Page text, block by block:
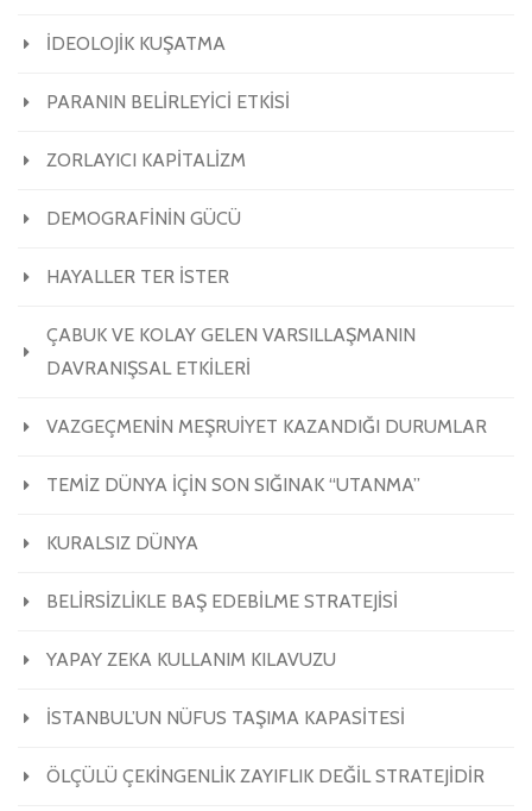
İDEOLOJİK KUŞATMA
PARANIN BELİRLEYİCİ ETKİSİ
ZORLAYICI KAPİTALİZM
DEMOGRAFİNİN GÜCÜ
HAYALLER TER İSTER
ÇABUK VE KOLAY GELEN VARSILLAŞMANIN
DAVRANIŞSAL ETKİLERİ
VAZGEÇMENİN MEŞRUİYET KAZANDIĞI DURUMLAR
TEMİZ DÜNYA İÇİN SON SIĞINAK “UTANMA”
KURALSIZ DÜNYA
BELİRSİZLİKLE BAŞ EDEBİLME STRATEJİSİ
YAPAY ZEKA KULLANIM KILAVUZU
İSTANBUL’UN NÜFUS TAŞIMA KAPASİTESİ
ÖLÇÜLÜ ÇEKİNGENLİK ZAYIFLIK DEĞİL STRATEJİDİR